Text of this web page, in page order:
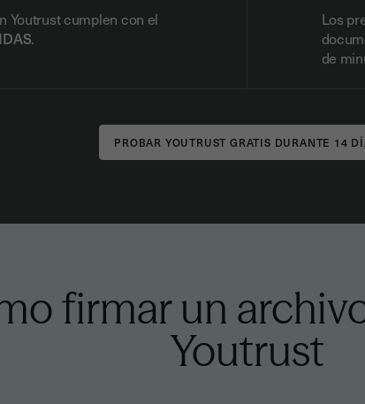
Youtrust cumplen con el
.
Los
de
firmar un
Youtrust